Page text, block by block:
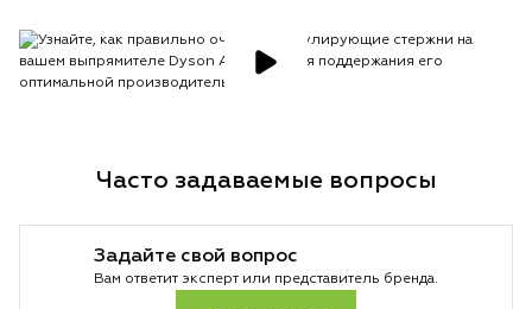
Часто задаваемые вопросы
Задайте свой вопрос
Вам ответит эксперт или представитель бренда.